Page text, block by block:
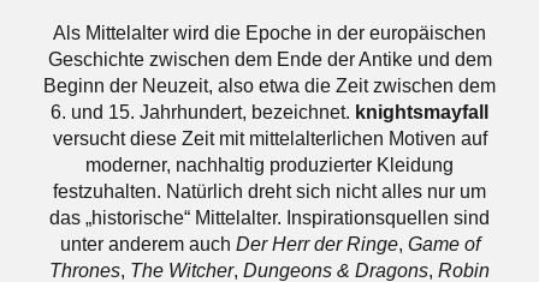
Als Mittelalter wird die Epoche in der europäischen
Geschichte zwischen dem Ende der Antike und dem
Beginn der Neuzeit, also etwa die Zeit zwischen dem
6. und 15. Jahrhundert, bezeichnet. knightsmayfall
versucht diese Zeit mit mittelalterlichen Motiven auf
moderner, nachhaltig produzierter Kleidung
festzuhalten. Natürlich dreht sich nicht alles nur um
das „historische“ Mittelalter. Inspirationsquellen sind
unter anderem auch Der Herr der Ringe, Game of
Thrones, The Witcher, Dungeons & Dragons, Robin